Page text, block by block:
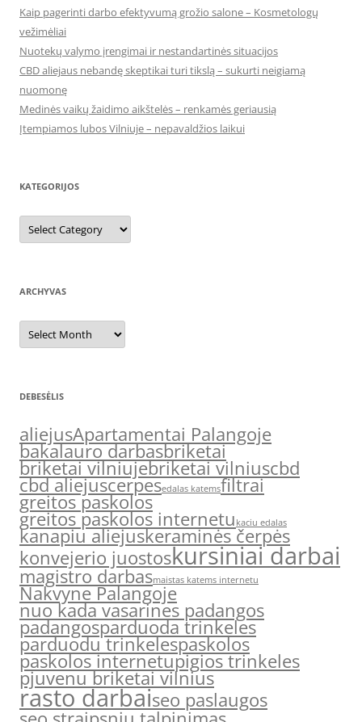
Kaip pagerinti darbo efektyvumą grožio salone – Kosmetologų
vežimėliai
Nuotekų valymo įrengimai ir nestandartinės situacijos
CBD aliejaus nebandę skeptikai turi tikslą – sukurti neigiamą
nuomonę
Medinės vaikų žaidimo aikštelės – renkamės geriausią
Įtempiamos lubos Vilniuje – nepavaldžios laikui
KATEGORIJOS
Kategorijos
ARCHYVAS
Archyvas
DEBESĖLIS
aliejusApartamentai Palangoje
bakalauro darbasbriketai
briketai vilniujebriketai vilniuscbd
cbd aliejuscerpesedalas katemsfiltrai
greitos paskolos
greitos paskolos internetu kaciu edalas
kanapiu aliejuskeraminės čerpės
konvejerio juostoskursiniai darbai
magistro darbasmaistas katems internetu
Nakvyne Palangoje
nuo kada vasarines padangos
padangosparduoda trinkeles
parduodu trinkelespaskolos
paskolos internetupigios trinkeles
pjuvenu briketai vilnius
rasto darbaiseo paslaugos